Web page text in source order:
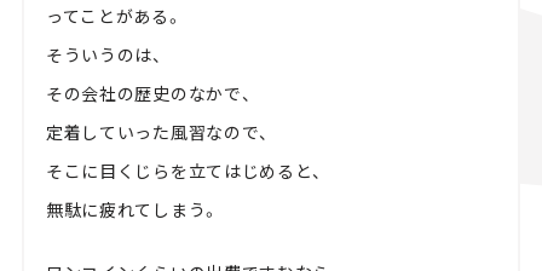
ってことがある。
そういうのは、
その会社の歴史のなかで、
定着していった風習なので、
そこに目くじらを立てはじめると、
無駄に疲れてしまう。